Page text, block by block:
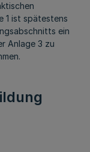
1 ist spätestens
ein
Anlage 3 zu